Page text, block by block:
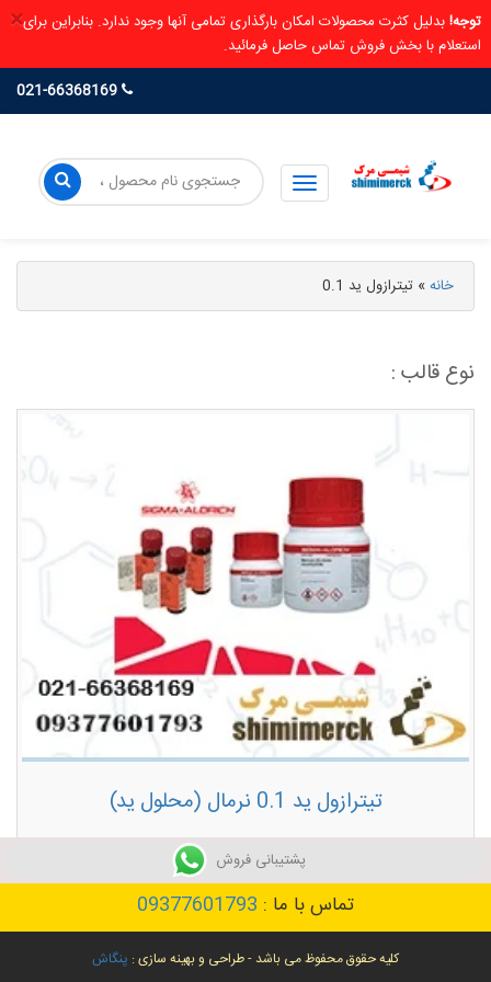
× توجه!بدلیل کثرت محصولات امکان بارگذاری تمامی آنها وجود ندارد. بنابراین برای
استعلام با بخش فروش تماس حاصل فرمائید.
خانه» تیترازول ید 0.1
نوع قالب :
تیترازول ید 0.1 نرمال (محلول ید)
توضیحات بیشتر
تماس با ما : 09377601793
کلیه حقوق محفوظ می باشد - طراحی و بهینه سازی : پنگاش
پشتیبانی فروش